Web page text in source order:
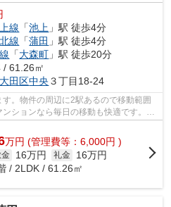
線 「池上 」駅 徒歩4分
線 「蒲田 」駅 徒歩4分
「大森町 」駅 徒歩20分
/ 61.26㎡
大田区中央 ３丁目18-24
。物件の周辺に2駅あるので移動範囲
ションなら毎日の移動も快適です。風
い...
万円 (管理費等：6,000円 )
金 16万円 礼金
16万円
/ 2LDK / 61.26㎡